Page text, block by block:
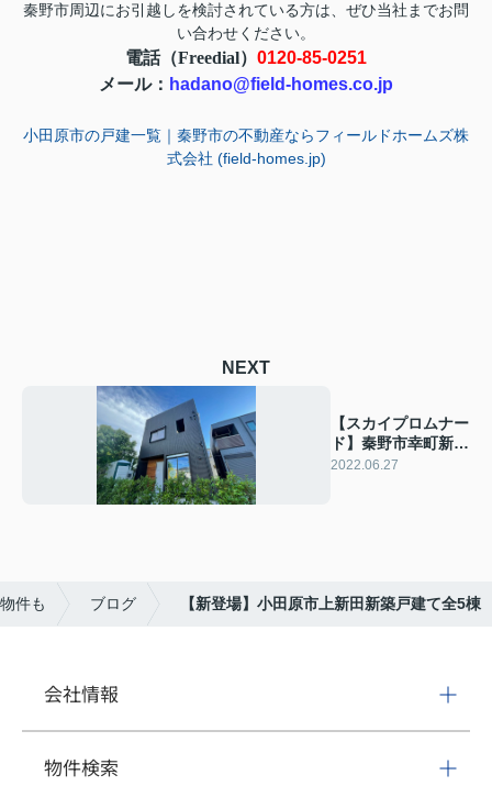
秦野市周辺にお引越しを検討されている方は、ぜひ当社までお問
い合わせ ください。
電話（Freedial） 0120-85-0251
メール： hadano@field-homes.co.jp
小田原市の戸建一覧｜秦野市の不動産ならフィールドホームズ株
式会社 (field-homes.jp)
NEXT
【スカイプロムナー
ド】秦野市幸町新築
戸建て
2022.06.27
件も ブログ 【新登場】小田原市上新田新築戸建て全5棟
会社情報
物件検索